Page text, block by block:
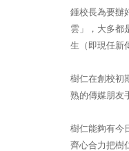
鍾校長為要辦
雲」，大多都
生（即現任新
樹仁在創校初
熟的傳媒朋友
樹仁能夠有今
齊心合力把樹